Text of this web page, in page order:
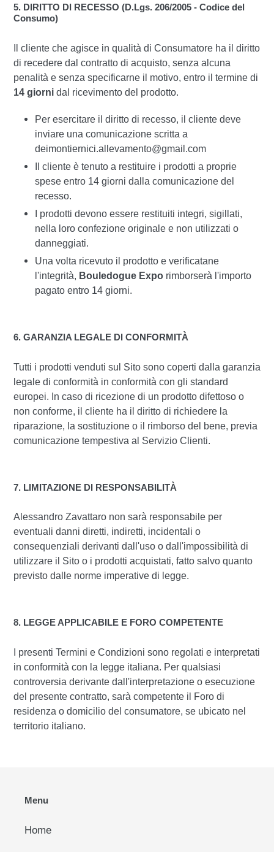
5. DIRITTO DI RECESSO (D.Lgs. 206/2005 - Codice del
Consumo)
Il cliente che agisce in qualità di Consumatore ha il diritto
di recedere dal contratto di acquisto, senza alcuna
penalità e senza specificarne il motivo, entro il termine di
14 giorni dal ricevimento del prodotto.
Per esercitare il diritto di recesso, il cliente deve
inviare una comunicazione scritta a
deimontiernici.allevamento@gmail.com
Il cliente è tenuto a restituire i prodotti a proprie
spese entro 14 giorni dalla comunicazione del
recesso.
I prodotti devono essere restituiti integri, sigillati,
nella loro confezione originale e non utilizzati o
danneggiati.
Una volta ricevuto il prodotto e verificatane
l'integrità, Bouledogue Expo rimborserà l'importo
pagato entro 14 giorni.
6. GARANZIA LEGALE DI CONFORMITÀ
Tutti i prodotti venduti sul Sito sono coperti dalla garanzia
legale di conformità in conformità con gli standard
europei. In caso di ricezione di un prodotto difettoso o
non conforme, il cliente ha il diritto di richiedere la
riparazione, la sostituzione o il rimborso del bene, previa
comunicazione tempestiva al Servizio Clienti.
7. LIMITAZIONE DI RESPONSABILITÀ
Alessandro Zavattaro non sarà responsabile per
eventuali danni diretti, indiretti, incidentali o
consequenziali derivanti dall'uso o dall'impossibilità di
utilizzare il Sito o i prodotti acquistati, fatto salvo quanto
previsto dalle norme imperative di legge.
8. LEGGE APPLICABILE E FORO COMPETENTE
I presenti Termini e Condizioni sono regolati e interpretati
in conformità con la legge italiana. Per qualsiasi
controversia derivante dall'interpretazione o esecuzione
del presente contratto, sarà competente il Foro di
residenza o domicilio del consumatore, se ubicato nel
territorio italiano.
Menu
Home